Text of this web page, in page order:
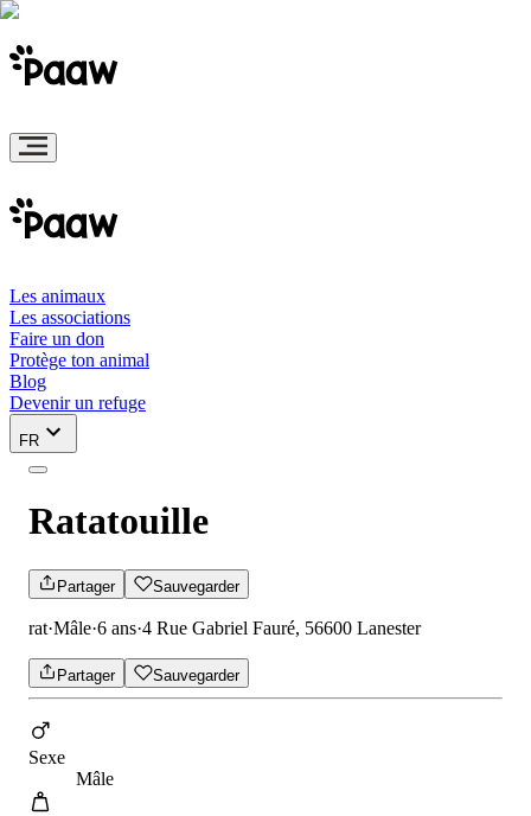
Les animaux
Les associations
Faire un don
Protège ton animal
Blog
Devenir un refuge
FR
Ratatouille
Partager Sauvegarder
rat·Mâle·6 ans·4 Rue Gabriel Fauré, 56600 Lanester
Partager Sauvegarder
Sexe
Mâle